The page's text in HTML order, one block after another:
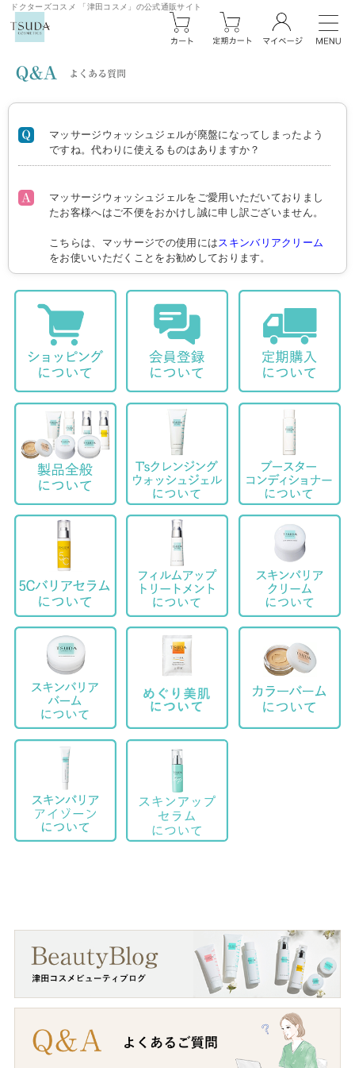
ドクターズコスメ 「津田コスメ」の公式通販サイト
マッサージウォッシュジェルが廃盤になってしまったよう
ですね。代わりに使えるものはありますか？
マッサージウォッシュジェルをご愛用いただいておりまし
たお客様へはご不便をおかけし誠に申し訳ございません。
こちらは、マッサージでの使用にはスキンバリアクリーム
をお使いいただくことをお勧めしております。